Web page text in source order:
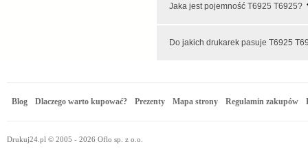
Jaka jest pojemność T6925 T6925?
Do jakich drukarek pasuje T6925
Blog Dlaczego warto kupować? Prezenty Mapa strony Regulamin zakupów
Drukuj24.pl © 2005 - 2026 Oflo sp. z o.o.